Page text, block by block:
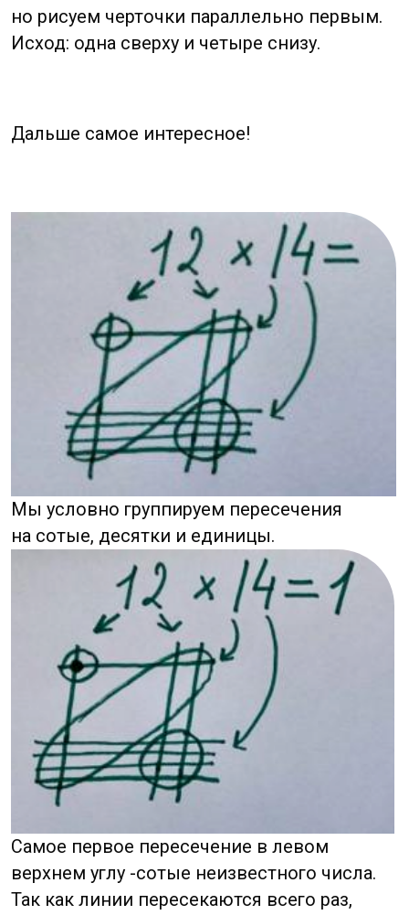
верхнем углу -сотые неизвестного числа.
Так как линии пересекаются всего раз,
то первая цифра ответа — 1.
Теперь мы считаем десятки, нам нужно
посмотреть на нижний левый угол и
правый верхний.
Посчитаем…
Получается 6 точек пересечения. В ответ
пишем цифру 6.